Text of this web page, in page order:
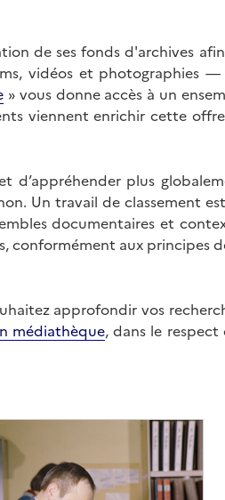
de ses fonds d'archives
vidéos et photographies —
» vous donne accès à un
viennent enrichir cette
d’appréhender plus
Un travail de classement
documentaires et
conformément aux principes
approfondir vos
médiathèque, dans le respect